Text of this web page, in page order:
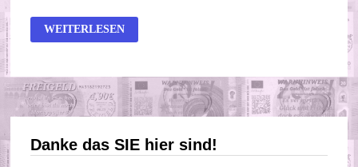
DOMINOEFFEKT
WELTFINANZKRISE
2023
AUF
UNS
ZU?
WEITERLESEN
Danke das SIE hier sind!